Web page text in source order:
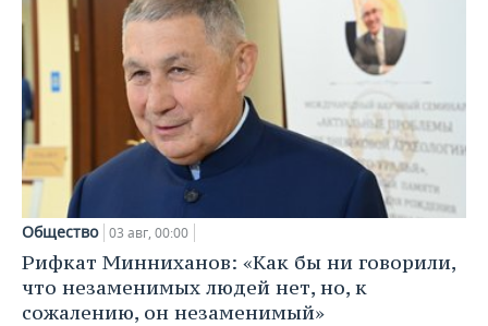
Общество 03 авг, 00:00
Рифкат Минниханов: «Как бы ни говорили,
что незаменимых людей нет, но, к
сожалению, он незаменимый»